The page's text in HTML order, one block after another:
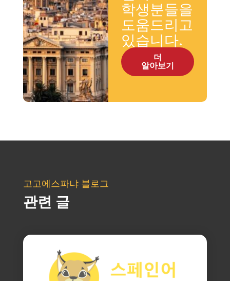
학생분들을
도움드리고
있습니다.
더
알아보기
고고에스파냐 블로그
관련 글